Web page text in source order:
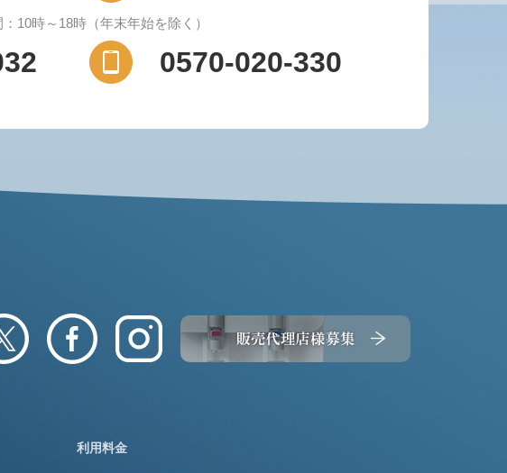
10時～18時（年末年始を除く）
0570-020-330
利用料金